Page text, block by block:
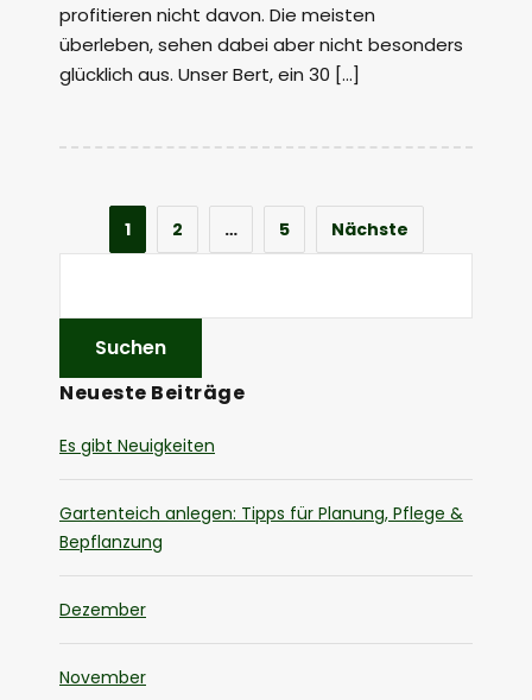
profitieren nicht davon. Die meisten
überleben, sehen dabei aber nicht besonders
glücklich aus. Unser Bert, ein 30 […]
1 2 … 5 Nächste
Neueste Beiträge
Es gibt Neuigkeiten
Gartenteich anlegen: Tipps für Planung, Pflege &
Bepflanzung
Dezember
November